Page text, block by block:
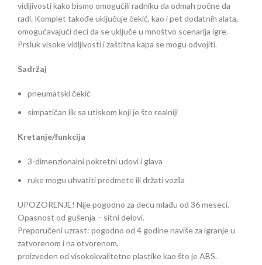
vidljivosti kako bismo omogućili radniku da odmah počne da
radi. Komplet takođe uključuje čekić, kao i pet dodatnih alata,
omogućavajući deci da se uključe u mnoštvo scenarija igre.
Prsluk visoke vidljivosti i zaštitna kapa se mogu odvojiti.
Sadržaj
pneumatski čekić
simpatičan lik sa utiskom koji je što realniji
Kretanje/funkcija
3-dimenzionalni pokretni udovi i glava
ruke mogu uhvatiti predmete ili držati vozila
UPOZORENJE! Nije pogodno za decu mlađu od 36 meseci.
Opasnost od gušenja – sitni delovi.
Preporučeni uzrast: pogodno od 4 godine naviše za igranje u
zatvorenom i na otvorenom,
proizveden od visokokvalitetne plastike kao što je ABS.